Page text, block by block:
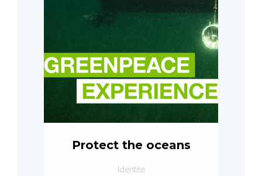
Protect the oceans
Identite